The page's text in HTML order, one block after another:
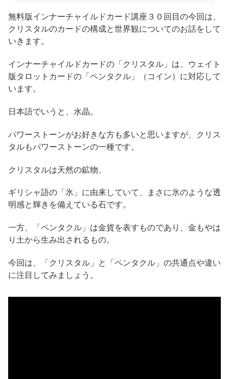
無料版インナーチャイルドカード講座３０回目の今回は、
クリスタルのカードの構成と世界観についてのお話をして
いきます。
インナーチャイルドカードの「クリスタル」は、ウェイト
版タロットカードの「ペンタクル」（コイン）に対応して
います。
日本語でいうと、水晶。
パワーストーンがお好きな方も多いと思いますが、クリス
タルもパワーストーンの一種です。
クリスタルは天然の鉱物。
ギリシャ語の「氷」に由来していて、まさに氷のような透
明感と輝きを備えている石です。
一方、「ペンタクル」は金貨を表すものであり、金もやは
り土から生み出されるもの。
今回は、「クリスタル」と「ペンタクル」の共通点や違い
に注目してみましょう。